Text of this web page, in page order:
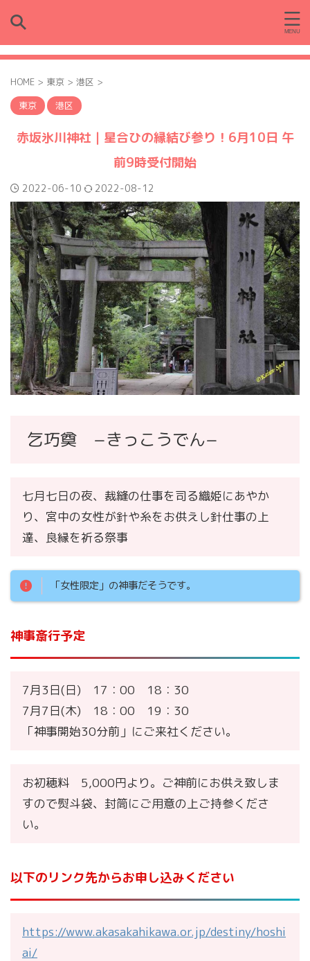
HOME > 東京 > 港区 >
東京
港区
赤坂氷川神社｜星合ひの縁結び参り！6月10日 午
前9時受付開始
2022-06-10 2022-08-12
乞巧奠 −きっこうでん−
七月七日の夜、裁縫の仕事を司る織姫にあやか
り、宮中の女性が針や糸をお供えし針仕事の上
達、良縁を祈る祭事
「女性限定」の神事だそうです。
神事斎行予定
7月3日(日) 17：00 18：30
7月7日(木) 18：00 19：30
「神事開始30分前」にご来社ください。
お初穂料 5,000円より。ご神前にお供え致しま
すので熨斗袋、封筒にご用意の上ご持参くださ
い。
以下のリンク先からお申し込みください
https://www.akasakahikawa.or.jp/destiny/hoshi
ai/